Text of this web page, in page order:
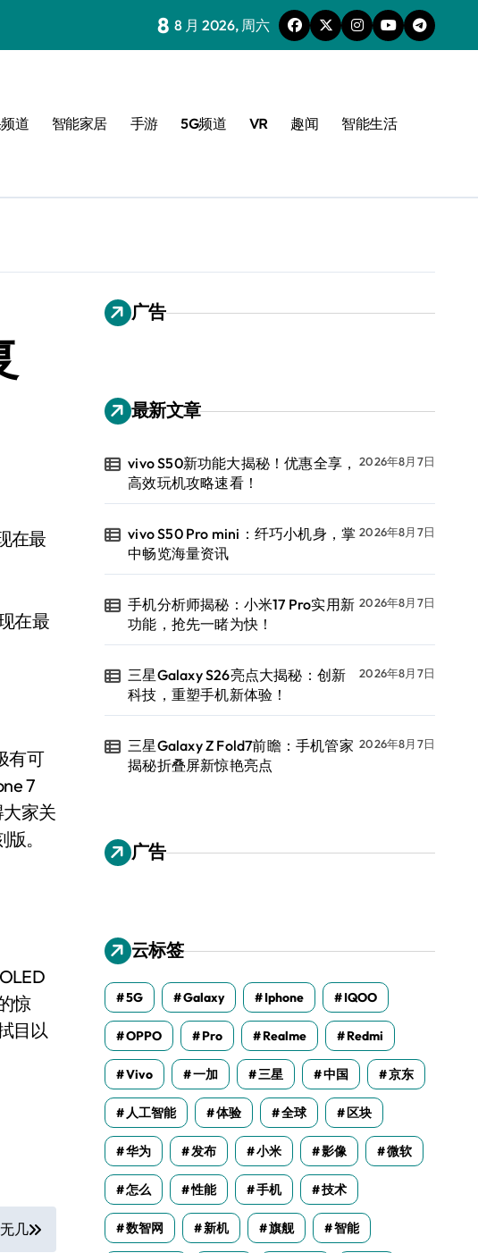
8 8 月 2026, 周六
道 智能家居 手游 5G频道 VR 趣闻 智能生活
在最
有可
7
家关
。
惊
目以
几
广告
最新文章
vivo S50新功能大揭秘！优惠全享，
高效玩机攻略速看！
2026年8月7日
vivo S50 Pro mini：纤巧小机身，掌
中畅览海量资讯
2026年8月7日
手机分析师揭秘：小米17 Pro实用新
功能，抢先一睹为快！
2026年8月7日
三星Galaxy S26亮点大揭秘：创新
科技，重塑手机新体验！
2026年8月7日
三星Galaxy Z Fold7前瞻：手机管家
揭秘折叠屏新惊艳亮点
2026年8月7日
广告
云标签
5G Galaxy Iphone IQOO
OPPO Pro Realme Redmi
Vivo 一加 三星 中国 京东
人工智能 体验 全球 区块
华为 发布 小米 影像 微软
怎么 性能 手机 技术
数智网 新机 旗舰 智能